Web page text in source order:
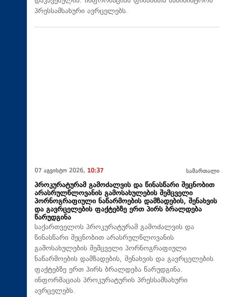
პრესსამსახური ავრცელებს.
07 აგვისტო 2026, 10:37 სამართალი
პროკურატურამ გამოძალვის და წინასწარი შეცნობით
არასრულწლოვანის გამოსახულების შემცველი
პორნოგრაფიული ნაწარმოების დამზადების, შენახვის
და გავრცელების ფაქტებზე ერთ პირს ბრალდება
წარუდგინა
საქართველოს პროკურატურამ გამოძალვის და
წინასწარი შეცნობით არასრულწლოვანის
გამოსახულების შემცველი პორნოგრაფიული
ნაწარმოების დამზადების, შენახვის და გავრცელების
ფაქტებზე ერთ პირს ბრალდება წარუდგინა.
ინფორმაციას პროკურატურის პრესსამსახური
ავრცელებს.